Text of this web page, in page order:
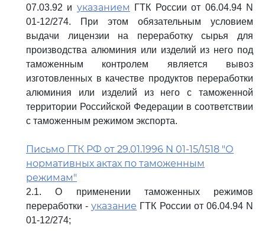
07.03.92 и указанием
ГТК России от 06.04.94 N
01-12/274. При этом обязательным условием
выдачи лицензии на переработку сырья для
производства алюминия или изделий из него под
таможенным контролем является вывоз
изготовленных в качестве продуктов переработки
алюминия или изделий из него с таможенной
территории Российской Федерации в соответствии
с таможенным режимом экспорта.
Письмо ГТК РФ от 29.01.1996 N 01-15/1518 "О
нормативных актах по таможенным
режимам"
2.1. О применении таможенных режимов
переработки -указание ГТК России от 06.04.94 N
01-12/274;